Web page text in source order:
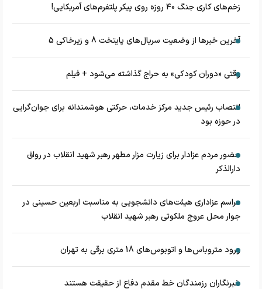
زخم‌های کاری جنگ ۴۰ روزه روی پیکر پلتفرم‌های آمریکایی!
آخرین خبرها از وضعیت سریال‌های پایتخت 8 و زیرخاکی 5
وقتی «دوران کودکی» به حراج گذاشته می‌شود + فیلم
انتصاب رئیس جدید مرکز خدمات، حرکتی هوشمندانه برای جوان‌گرایی
در حوزه بود
حضور مردم عزادار برای زیارت مزار مطهر رهبر شهید انقلاب در رواق
دارالذکر
مراسم عزاداری هیئت‌های دانشجویی به مناسبت اربعین حسینی در
جوار محل عروج ملکوتی رهبر شهید انقلاب
ورود متروباس‌ها و اتوبوس‌های 18 متری برقی به تهران
خبرنگاران رزمندگان خط مقدم دفاع از حقیقت هستند